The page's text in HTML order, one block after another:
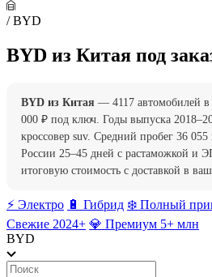
/BYD
BYD из Китая под
BYD из Китая — 4117 автомобилей
000 ₽ под ключ. Годы выпуска
кроссовер suv. Средний пробег 36
России 25–45 дней с растаможкой и
итоговую стоимость с доставкой в
⚡️ Электро 🔋 Гибрид ❄️ Полный
Свежие 2024+ 💎 Премиум 5+ млн
BYD